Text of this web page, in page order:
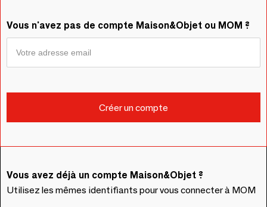
Vous n'avez pas de compte Maison&Objet ou MOM ?
Vous avez déjà un compte Maison&Objet ?
Utilisez les mêmes identifiants pour vous connecter à MOM